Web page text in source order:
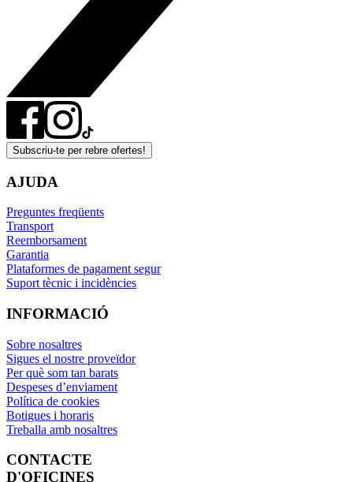
Subscriu-te per rebre ofertes!
AJUDA
Preguntes freqüents
Transport
Reemborsament
Garantia
Plataformes de pagament segur
Suport tècnic i incidències
INFORMACIÓ
Sobre nosaltres
Sigues el nostre proveïdor
Per què som tan barats
Despeses d’enviament
Política de cookies
Botigues i horaris
Treballa amb nosaltres
CONTACTE
D'OFICINES